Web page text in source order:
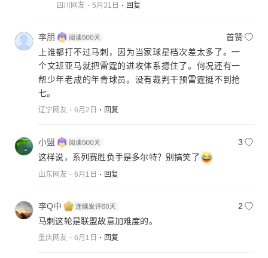
四川网友 5月31日 回复
李朋
首赞
上谁都打不过马刺，因为当家球星档次差太多了。一
个文班亚马就把雷霆的进攻体系摁住了。何况还有一
帮少年老成的年青球员。没有裁判干预雷霆挺不到抢
七。
辽宁网友 6月2日 回复
小盟
3
这样说，系列赛胜负手是多尔特？别搞笑了
山东网友 6月1日 回复
李Q中
2
马刺这轮是联盟故意加难度的。
重庆网友 6月1日 回复